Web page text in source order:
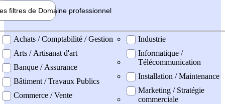
filtres de Domaine professionnel
professionel
Achats / Comptabilité / Gestion
Arts / Artisanat d'art
Banque / Assurance
Bâtiment / Travaux Publics
Commerce / Vente
Industrie
Informatique /
Télécommunication
Installation / Maintenance
Marketing / Stratégie
commerciale